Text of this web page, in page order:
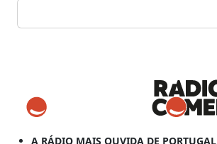
A RÁDIO MAIS OUVIDA DE PORTUGAL